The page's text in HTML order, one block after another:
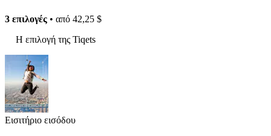
3 επιλογές • από 42,25 $
Η επιλογή της Tiqets
Εισιτήριο εισόδου